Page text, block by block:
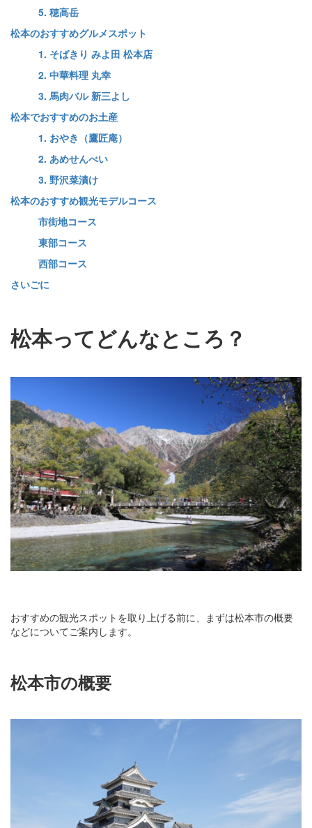
5. 穂高岳
松本のおすすめグルメスポット
1. そばきり みよ田 松本店
2. 中華料理 丸幸
3. 馬肉バル 新三よし
松本でおすすめのお土産
1. おやき（鷹匠庵）
2. あめせんべい
3. 野沢菜漬け
松本のおすすめ観光モデルコース
市街地コース
東部コース
西部コース
さいごに
松本ってどんなところ？
おすすめの観光スポットを取り上げる前に、まずは松本市の概要
などについてご案内します。
松本市の概要